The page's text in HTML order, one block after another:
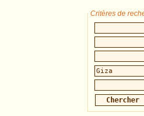
Critères de